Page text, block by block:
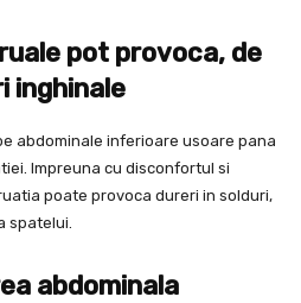
pot provoca, de
inghinale
abdominale inferioare usoare pana
Impreuna cu disconfortul si
poate provoca dureri in solduri,
spatelui.
abdominala